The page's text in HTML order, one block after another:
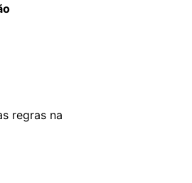
regras na